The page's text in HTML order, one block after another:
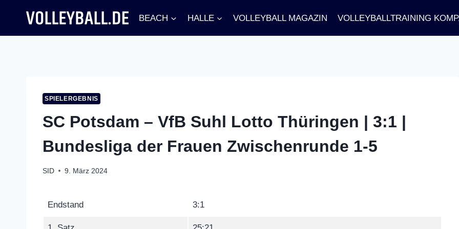
springen
BEACH HALLE VOLLEYBALL MAGAZIN VOLLEYBALLTRAINING
SPIELERGEBNIS
SC Potsdam – VfB Suhl Lotto Thüringen | 3:1 |
Bundesliga der Frauen Zwischenrunde 1-5
SID 9. März 2024
Endstand 3:1